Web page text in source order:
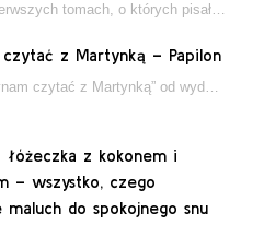
Po dwóch pierwszych tomach, o których pisałam tutaj, które wciągnęły nas w świat młodych detektywów…
czytać z Martynką – Papilon
Seria „Zaczynam czytać z Martynką” od wydawnictwa Papilon to estetycznie wydane książki wspierające dzieci w…
łóżeczka z kokonem i
– wszystko, czego
maluch do spokojnego snu